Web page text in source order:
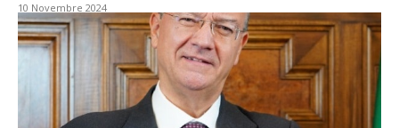
10 Novembre 2024